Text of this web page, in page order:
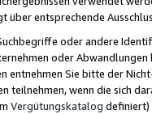
über entsprechende
oder andere
oder
entnehmen Sie bitte der
teilnehmen, wenn die sich
Vergütungskatalog definiert)